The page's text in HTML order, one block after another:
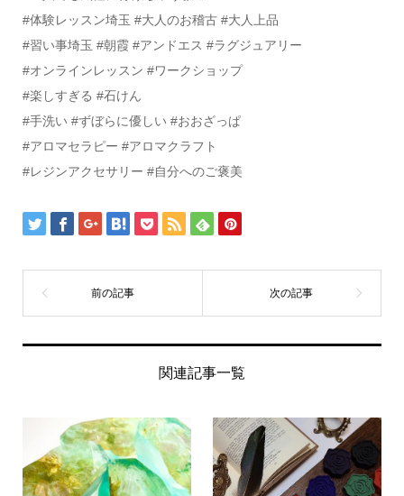
#体験レッスン埼玉 #大人のお稽古 #大人上品
#習い事埼玉 #朝霞 #アンドエス #ラグジュアリー
#オンラインレッスン #ワークショップ
#楽しすぎる #石けん
#手洗い #ずぼらに優しい #おおざっぱ
#アロマセラピー #アロマクラフト
#レジンアクセサリー #自分へのご褒美
関連記事一覧